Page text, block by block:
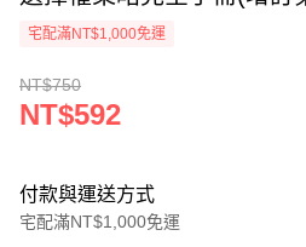
宅配滿NT$1,000免運
NT$750
NT$592
付款與運送方式
宅配滿NT$1,000免運